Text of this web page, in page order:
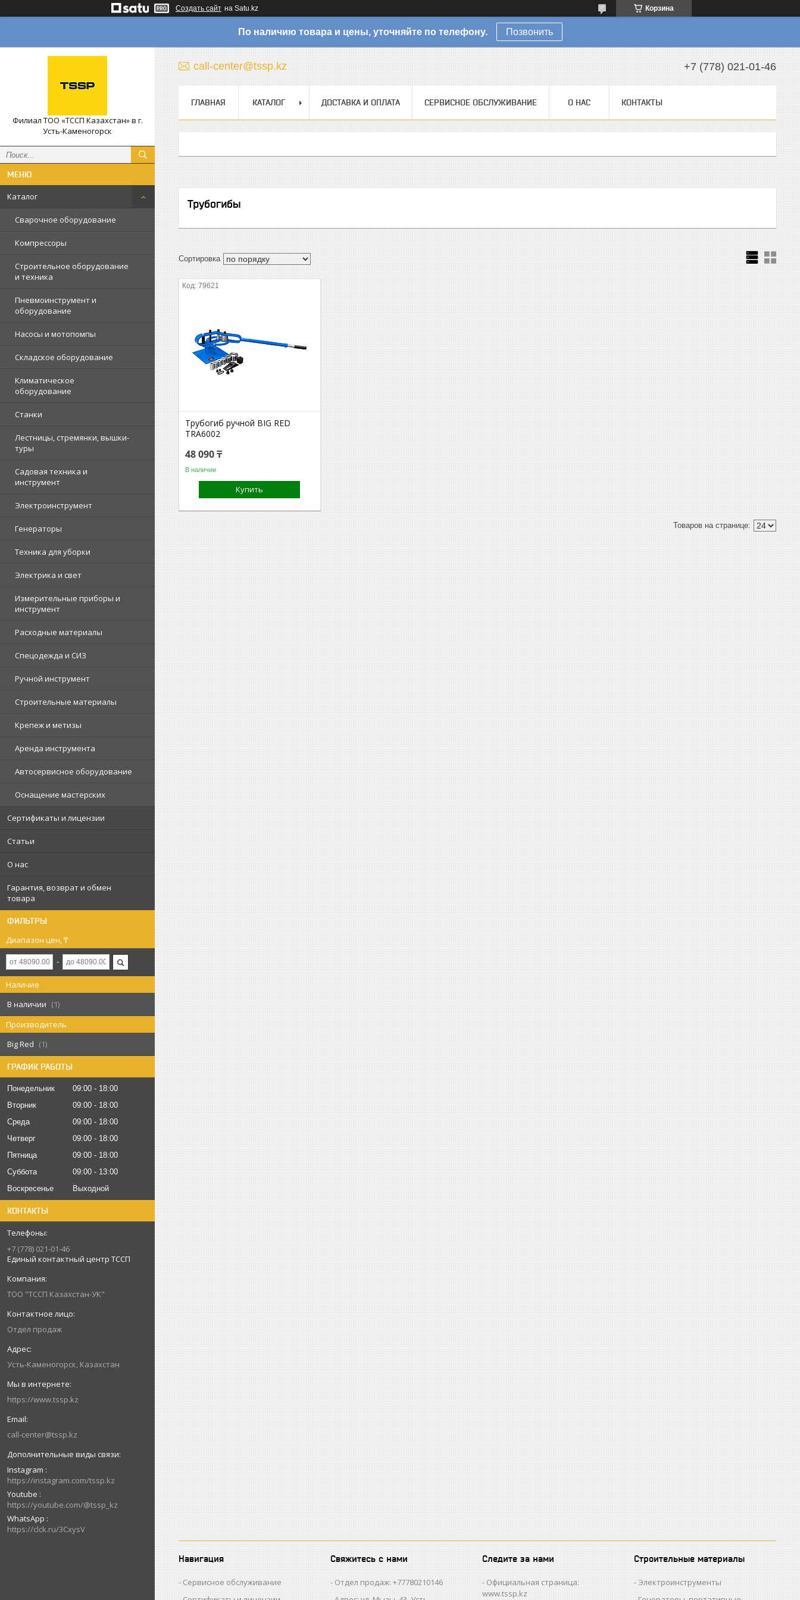
Создать сайт на Satu.kz Корзина
По наличию товара и цены, уточняйте по телефону. Позвонить
Филиал ТОО «ТССП Казахстан» в г.
Усть-Каменогорск
Каталог
Сварочное оборудование
Компрессоры
Строительное оборудование
и техника
Пневмоинструмент и
оборудование
Насосы и мотопомпы
Складское оборудование
Климатическое
оборудование
Станки
Лестницы, стремянки, вышки-
туры
Садовая техника и
инструмент
Электроинструмент
Генераторы
Техника для уборки
Электрика и свет
Измерительные приборы и
инструмент
Расходные материалы
Спецодежда и СИЗ
Ручной инструмент
Строительные материалы
Крепеж и метизы
Аренда инструмента
Автосервисное оборудование
Оснащение мастерских
Сертификаты и лицензии
Статьи
О нас
Гарантия, возврат и обмен
товара
ФИЛЬТРЫ
Диапазон цен, ₸
Наличие
В наличии
1
Производитель
Big Red
1
ГРАФИК РАБОТЫ
Понедельник 09:00
18:00
Вторник
09:00
18:00
Среда
09:00
18:00
Четверг
09:00
18:00
Пятница
09:00
18:00
Суббота
09:00
13:00
Воскресенье
Выходной
КОНТАКТЫ
+7 (778) 021-01-46
Единый контактный центр ТССП
ТОО "ТССП Казахстан-УК"
Отдел продаж
Усть-Каменогорск, Казахстан
https://www.tssp.kz
call-center@tssp.kz
Instagram
https://instagram.com/tssp.kz
Youtube
https://youtube.com/@tssp_kz
WhatsApp
https://clck.ru/3CxysV
call-center@tssp.kz +7 (778) 021-01-46
ГЛАВНАЯ КАТАЛОГ ДОСТАВКА И ОПЛАТА СЕРВИСНОЕ ОБСЛУЖИВАНИЕ О НАС КОНТАКТЫ
Трубогибы
79621
Трубогиб ручной BIG RED
TRA6002
48 090 ₸
В наличии
Купить
Навигация
Сервисное обслуживание
Свяжитесь с нами
Отдел продаж: +77780210146
Следите за нами
Официальная страница:
www.tssp.kz
Строительные материалы
Электроинструменты